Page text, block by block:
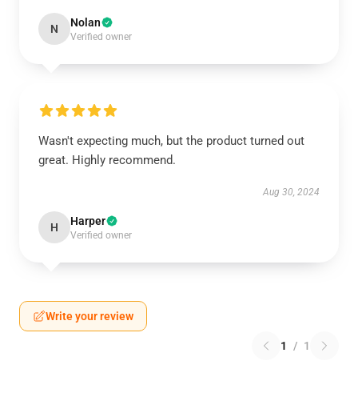
N Nolan
Verified owner
Wasn't expecting much, but the product turned out
great. Highly recommend.
Aug 30, 2024
H Harper
Verified owner
Write your review
1 / 1